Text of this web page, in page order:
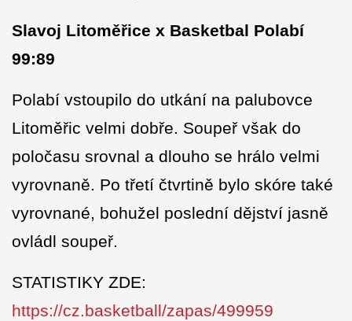
Slavoj Litoměřice x Basketbal Polabí
99:89
Polabí vstoupilo do utkání na palubovce
Litoměřic velmi dobře. Soupeř však do
poločasu srovnal a dlouho se hrálo velmi
vyrovnaně. Po třetí čtvrtině bylo skóre také
vyrovnané, bohužel poslední dějství jasně
ovládl soupeř.
STATISTIKY ZDE:
https://cz.basketball/zapas/499959